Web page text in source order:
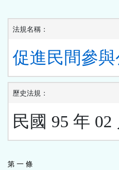
法規名稱：
促進民間參
歷史法規：
民國 95 年 02
第 一 條